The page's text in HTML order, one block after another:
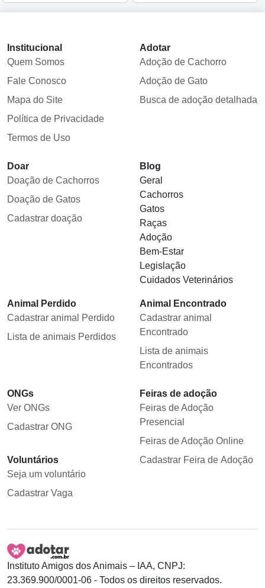
Institucional
Quem Somos
Fale Conosco
Mapa do Site
Política de Privacidade
Termos de Uso
Adotar
Adoção de Cachorro
Adoção de Gato
Busca de adoção detalhada
Doar
Doação de Cachorros
Doação de Gatos
Cadastrar doação
Blog
Geral
Cachorros
Gatos
Raças
Adoção
Bem-Estar
Legislação
Cuidados Veterinários
Animal Perdido
Cadastrar animal Perdido
Lista de animais Perdidos
Animal Encontrado
Cadastrar animal
Encontrado
Lista de animais
Encontrados
ONGs
Ver ONGs
Cadastrar ONG
Voluntários
Seja um voluntário
Cadastrar Vaga
Feiras de adoção
Feiras de Adoção
Presencial
Feiras de Adoção Online
Cadastrar Feira de Adoção
Instituto Amigos dos Animais – IAA, CNPJ:
23.369.900/0001-06 - Todos os direitos reservados.